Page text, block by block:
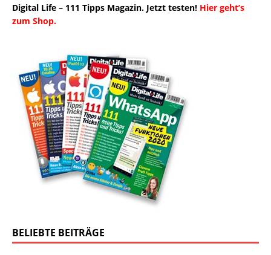
Digital Life – 111 Tipps Magazin. Jetzt testen! Hier geht’s
zum Shop.
BELIEBTE BEITRÄGE